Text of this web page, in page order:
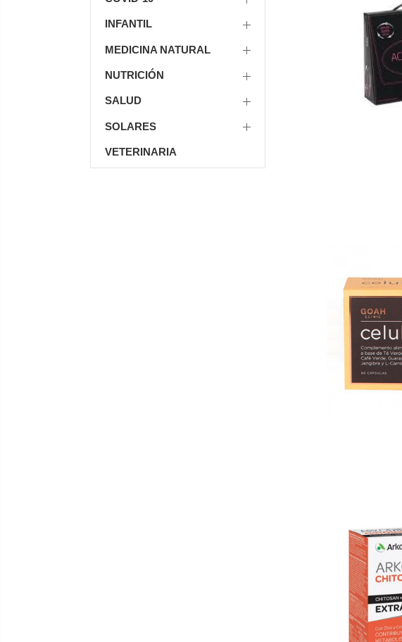
INFANTIL
MEDICINA NATURAL
NUTRICIÓN
SALUD
SOLARES
VETERINARIA